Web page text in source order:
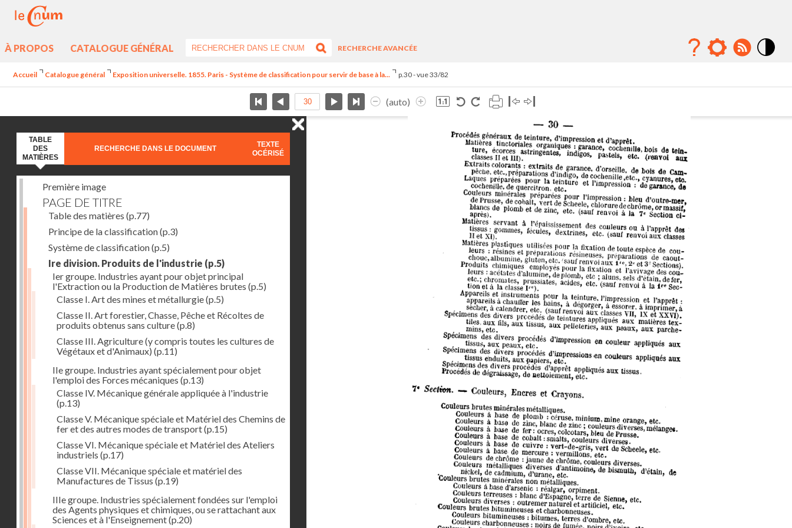
À PROPOS CATALOGUE GÉNÉRAL
RECHERCHE AVANCÉE
Accueil Catalogue général Exposition universelle. 1855. Paris - Système de classification pour servir de base à la... p.30 - vue 33/82
(auto)
TABLE
DES
MATIÈRES
RECHERCHE DANS LE DOCUMENT
TEXTE
OCÉRISÉ
Première image
PAGE DE TITRE
Table des matières (p.77)
Principe de la classification(p.3)
Système de classification(p.5)
Ire division. Produits de l'industrie (p.5)
Ier groupe. Industries ayant pour objet principal
l'Extraction ou la Production de Matières brutes (p.5)
Classe I. Art des mines et métallurgie(p.5)
Classe II. Art forestier, Chasse, Pêche et Récoltes de
produits obtenus sans culture(p.8)
Classe III. Agriculture (y compris toutes les cultures de
Végétaux et d'Animaux) (p.11)
IIe groupe. Industries ayant spécialement pour objet
l'emploi des Forces mécaniques (p.13)
Classe IV. Mécanique générale appliquée à l'industrie
(p.13)
Classe V. Mécanique spéciale et Matériel des Chemins de
fer et des autres modes de transport(p.15)
Classe VI. Mécanique spéciale et Matériel des Ateliers
industriels (p.17)
Classe VII. Mécanique spéciale et matériel des
Manufactures de Tissus (p.19)
IIIe groupe. Industries spécialement fondées sur l'emploi
des Agents physiques et chimiques, ou se rattachant aux
Sciences et à l'Enseignement(p.20)